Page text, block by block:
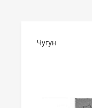
Чугун